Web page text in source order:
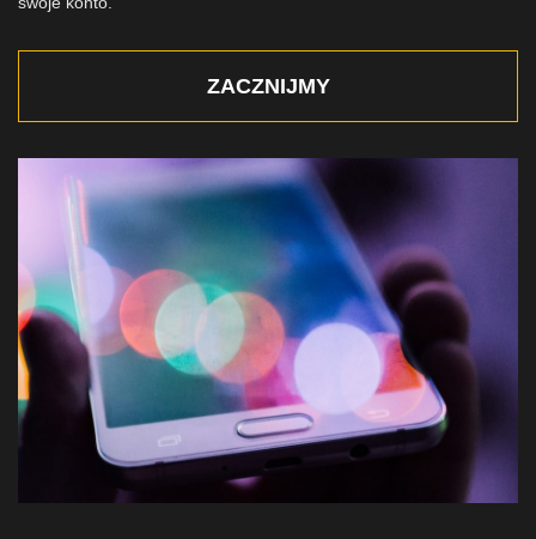
ZACZNIJMY